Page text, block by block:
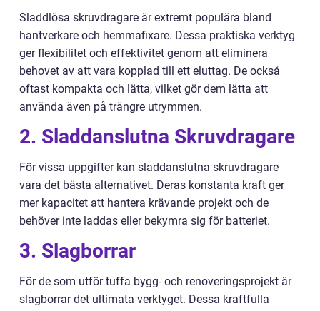
Sladdlösa skruvdragare är extremt populära bland
hantverkare och hemmafixare. Dessa praktiska verktyg
ger flexibilitet och effektivitet genom att eliminera
behovet av att vara kopplad till ett eluttag. De också
oftast kompakta och lätta, vilket gör dem lätta att
använda även på trängre utrymmen.
2. Sladdanslutna Skruvdragare
För vissa uppgifter kan sladdanslutna skruvdragare
vara det bästa alternativet. Deras konstanta kraft ger
mer kapacitet att hantera krävande projekt och de
behöver inte laddas eller bekymra sig för batteriet.
3. Slagborrar
För de som utför tuffa bygg- och renoveringsprojekt är
slagborrar det ultimata verktyget. Dessa kraftfulla